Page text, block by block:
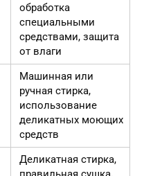
обработка
специальными
средствами, защита
от влаги
Машинная или
ручная стирка,
использование
деликатных моющих
средств
Деликатная стирка,